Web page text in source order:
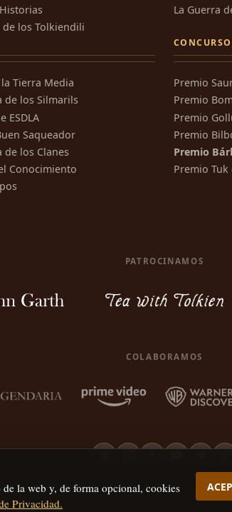
de los Tolkiendili
La Guerra
Tierra Media
de los Silmarils
ESDLA
Saqueador
de los Clanes
Conocimiento
Premio
Premio
Premio
Premio
Premio
Premio Tuk
PATROCINAMOS
COLABORAMOS
la web y, de forma opcional, cookies
Privacidad.